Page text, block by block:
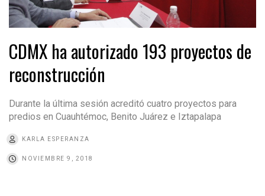
CDMX ha autorizado 193 proyectos de
reconstrucción
Durante la última sesión acreditó cuatro proyectos para
predios en Cuauhtémoc, Benito Juárez e Iztapalapa
KARLA ESPERANZA
NOVIEMBRE 9, 2018